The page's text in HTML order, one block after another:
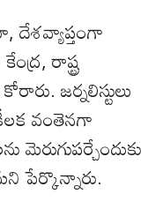
దేశవ్యాప్తంగా
రాష్ట్ర
జర్నలిస్టులు
వంతెనగా
పేర్కొన్నారు.